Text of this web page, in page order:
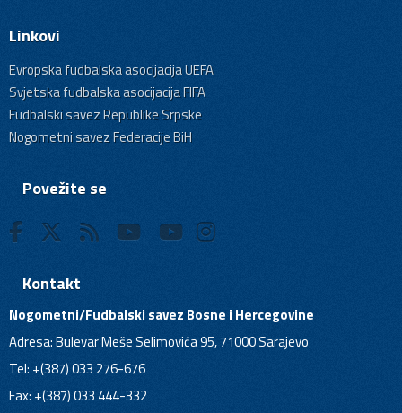
Linkovi
Evropska fudbalska asocijacija UEFA
Svjetska fudbalska asocijacija FIFA
Fudbalski savez Republike Srpske
Nogometni savez Federacije BiH
Povežite se
Kontakt
Nogometni/Fudbalski savez Bosne i Hercegovine
Adresa: Bulevar Meše Selimovića 95, 71000 Sarajevo
Tel: +(387) 033 276-676
Fax: +(387) 033 444-332